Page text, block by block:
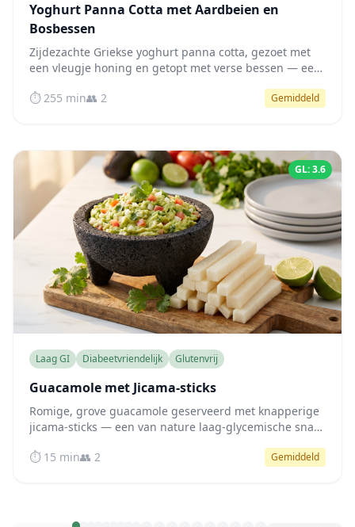
Yoghurt Panna Cotta met Aardbeien en
Bosbessen
Zijdezachte Griekse yoghurt panna cotta, gezoet met
een vleugje honing en getopt met verse bessen — een
⏱️ 255 min👥 2 Gemiddeld
GL: 3.6
Laag GI Diabeetvriendelijk Glutenvrij
Guacamole met Jicama-sticks
Romige, grove guacamole geserveerd met knapperige
jicama-sticks — een van nature laag-glycemische snack
impact op je bloedsuiker.
⏱️ 15 min👥 2 Gemiddeld